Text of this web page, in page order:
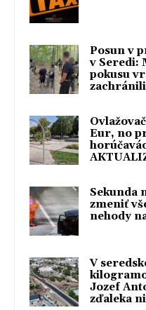
Posun v
v Seredi:
pokusu
Eur, no
Sekunda
zmeniť
nehody
V
Jozef
zďaleka